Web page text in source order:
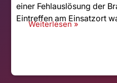
einer Fehlauslösung der
Eintreffen am Einsatzort
Weiterlesen »